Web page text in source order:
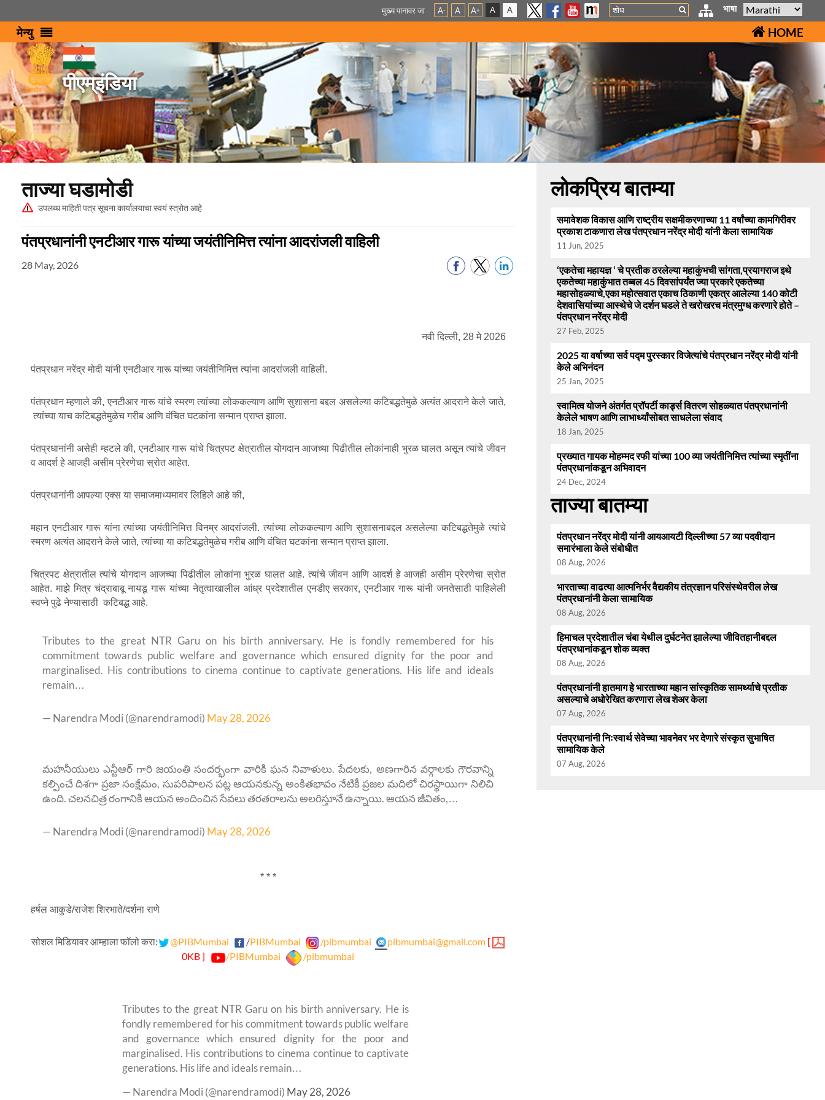
मुख्य पानावर जा A- A A+ A A Search भाषा
मेन्‍यु HOME
पीएम्इंडिया
ताज्या घडामोडी
उपलब्ध माहिती पत्र सूचना कार्यालयाचा स्वयं स्त्रोत आहे
पंतप्रधानांनी एनटीआर गारू यांच्या जयंतीनिमित्त त्यांना आदरांजली वाहिली
28 May, 2026
नवी दिल्‍ली, 28 मे 2026
पंतप्रधान नरेंद्र मोदी यांनी एनटीआर गारू यांच्या जयंतीनिमित्त त्यांना आदरांजली वाहिली.
पंतप्रधान म्हणाले की, एनटीआर गारू यांचे स्मरण त्यांच्या लोककल्याण आणि सुशासना बद्दल असलेल्या कटिबद्धतेमुळे अत्यंत आदराने केले जाते,
त्यांच्या याच कटिबद्धतेमुळेच गरीब आणि वंचित घटकांना सन्मान प्राप्त झाला.
पंतप्रधानांनी असेही म्हटले की, एनटीआर गारू यांचे चित्रपट क्षेत्रातील योगदान आजच्या पिढीतील लोकांनाही भुरळ घालत असून त्यांचे जीवन
व आदर्श हे आजही असीम प्रेरणेचा स्रोत आहेत.
पंतप्रधानांनी आपल्या एक्स या समाजमाध्यमावर लिहिले आहे की,
महान एनटीआर गारू यांना त्यांच्या जयंतीनिमित्त विनम्र आदरांजली. त्यांच्या लोककल्याण आणि सुशासनाबद्दल असलेल्या कटिबद्धतेमुळे त्यांचे
स्मरण अत्यंत आदराने केले जाते, त्यांच्या या कटिबद्धतेमुळेच गरीब आणि वंचित घटकांना सन्मान प्राप्त झाला.
चित्रपट क्षेत्रातील त्यांचे योगदान आजच्या पिढीतील लोकांना भुरळ घालत आहे. त्यांचे जीवन आणि आदर्श हे आजही असीम प्रेरणेचा स्रोत
आहेत. माझे मित्र चंद्राबाबू नायडू गारू यांच्या नेतृत्वाखालील आंध्र प्रदेशातील एनडीए सरकार, एनटीआर गारू यांनी जनतेसाठी पाहिलेली
स्वप्ने पुढे नेण्यासाठी कटिबद्ध आहे.
Tributes to the great NTR Garu on his birth anniversary. He is fondly remembered for his
commitment towards public welfare and governance which ensured dignity for the poor and
marginalised. His contributions to cinema continue to captivate generations. His life and ideals
remain…
— Narendra Modi (@narendramodi) May 28, 2026
మహనీయులు ఎన్టీఆర్ గారి జయంతి సందర్భంగా వారికి ఘన నివాళులు. పేదలకు, అణగారిన వర్గాలకు గౌరవాన్ని
కల్పించే దిశగా ప్రజా సంక్షేమం, సుపరిపాలన పట్ల ఆయనకున్న అంకితభావం నేటికీ ప్రజల మదిలో చిరస్థాయిగా నిలిచి
ఉంది. చలనచిత్ర రంగానికి ఆయన అందించిన సేవలు తరతరాలను అలరిస్తూనే ఉన్నాయి. ఆయన జీవితం,…
— Narendra Modi (@narendramodi) May 28, 2026
* * *
हर्षल आकुडे/राजेश शिरभाते/दर्शना राणे
सोशल मिडियावर आम्हाला फॉलो करा: @PIBMumbai /PIBMumbai /pibmumbai pibmumbai@gmail.com [
0KB ]
/PIBMumbai /pibmumbai
Tributes to the great NTR Garu on his birth anniversary. He is
fondly remembered for his commitment towards public welfare
and governance which ensured dignity for the poor and
marginalised. His contributions to cinema continue to captivate
generations. His life and ideals remain…
— Narendra Modi (@narendramodi) May 28, 2026
लोकप्रिय बातम्या
समावेशक विकास आणि राष्ट्रीय सक्षमीकरणाच्या 11 वर्षांच्या कामगिरीवर
प्रकाश टाकणारा लेख पंतप्रधान नरेंद्र मोदी यांनी केला सामायिक
11 Jun, 2025
‘एकतेचा महायज्ञ ‘ चे प्रतीक ठरलेल्या महाकुंभची सांगता,प्रयागराज इथे
एकतेच्या महाकुंभात तब्बल 45 दिवसांपर्यंत ज्या प्रकारे एकतेच्या
महासोहळ्याचे,एका महोत्सवात एकाच ठिकाणी एकत्र आलेल्या 140 कोटी
देशवासियांच्या आस्थेचे जे दर्शन घडले ते खरोखरच मंत्रमुग्ध करणारे होते –
पंतप्रधान नरेंद्र मोदी
27 Feb, 2025
2025 या वर्षाच्या सर्व पद्म पुरस्कार विजेत्यांचे पंतप्रधान नरेंद्र मोदी यांनी
केले अभिनंदन
25 Jan, 2025
स्वामित्व योजने अंतर्गत प्रॉपर्टी कार्ड्स वितरण सोहळ्यात पंतप्रधानांनी
केलेले भाषण आणि लाभार्थ्यांसोबत साधलेला संवाद
18 Jan, 2025
प्रख्यात गायक मोहम्मद रफी यांच्या 100 व्या जयंतीनिमित्त त्यांच्या स्मृतींना
पंतप्रधानांकडून अभिवादन
24 Dec, 2024
ताज्या बातम्या
पंतप्रधान नरेंद्र मोदी यांनी आयआयटी दिल्लीच्या 57 व्या पदवीदान
समारंभाला केले संबोधीत
08 Aug, 2026
भारताच्या वाढत्या आत्मनिर्भर वैद्यकीय तंत्रज्ञान परिसंस्थेवरील लेख
पंतप्रधानांनी केला सामायिक
08 Aug, 2026
हिमाचल प्रदेशातील चंबा येथील दुर्घटनेत झालेल्या जीवितहानीबद्दल
पंतप्रधानांकडून शोक व्यक्त
08 Aug, 2026
पंतप्रधानांनी हातमाग हे भारताच्या महान सांस्कृतिक सामर्थ्याचे प्रतीक
असल्याचे अधोरेखित करणारा लेख शेअर केला
07 Aug, 2026
पंतप्रधानांनी निःस्वार्थ सेवेच्या भावनेवर भर देणारे संस्कृत सुभाषित
सामायिक केले
07 Aug, 2026